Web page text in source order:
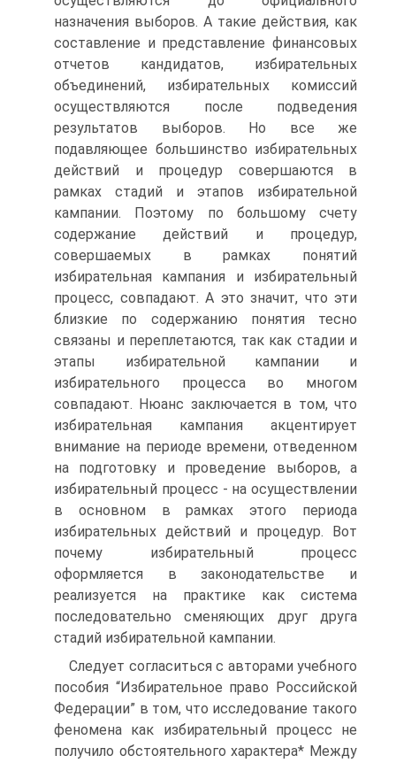
назначения выборов. А такие действия, как
составление и представление финансовых
отчетов кандидатов, избирательных
объединений, избирательных комиссий
осуществляются после подведения
результатов выборов. Но все же
подавляющее большинство избирательных
действий и процедур совершаются в
рамках стадий и этапов избирательной
кампании. Поэтому по большому счету
содержание действий и процедур,
совершаемых в рамках понятий
избирательная кампания и избирательный
процесс, совпадают. А это значит, что эти
близкие по содержанию понятия тесно
связаны и переплетаются, так как стадии и
этапы избирательной кампании и
избирательного процесса во многом
совпадают. Нюанс заключается в том, что
избирательная кампания акцентирует
внимание на периоде времени, отведенном
на подготовку и проведение выборов, а
избирательный процесс - на осуществлении
в основном в рамках этого периода
избирательных действий и процедур. Вот
почему избирательный процесс
оформляется в законодательстве и
реализуется на практике как система
последовательно сменяющих друг друга
стадий избирательной кампании.
Следует согласиться с авторами учебного
пособия “Избирательное право Российской
Федерации” в том, что исследование такого
феномена как избирательный процесс не
получило обстоятельного характера* Между